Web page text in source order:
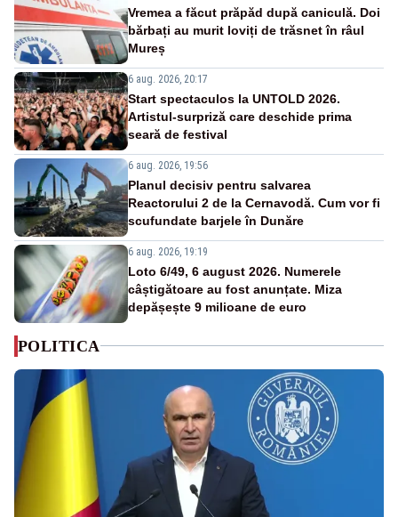
Vremea a făcut prăpăd după caniculă. Doi
bărbați au murit loviți de trăsnet în râul
Mureș
6 aug. 2026, 20:17
Start spectaculos la UNTOLD 2026.
Artistul-surpriză care deschide prima
seară de festival
6 aug. 2026, 19:56
Planul decisiv pentru salvarea
Reactorului 2 de la Cernavodă. Cum vor fi
scufundate barjele în Dunăre
6 aug. 2026, 19:19
Loto 6/49, 6 august 2026. Numerele
câștigătoare au fost anunțate. Miza
depășește 9 milioane de euro
POLITICA